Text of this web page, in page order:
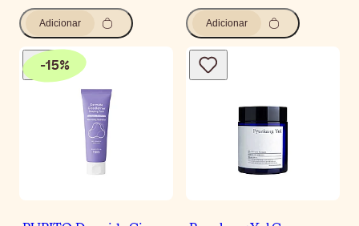
Adicionar Adicionar
-15%